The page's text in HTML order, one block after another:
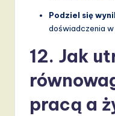
Podziel się
doświadczenia w
12. Jak
pracą a